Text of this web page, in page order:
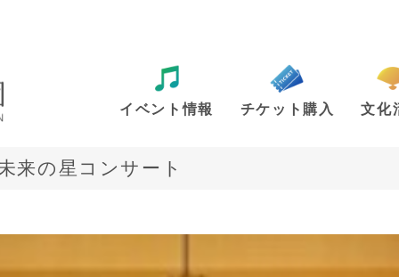
イベント情報 チケット購入 文化
の星コンサート